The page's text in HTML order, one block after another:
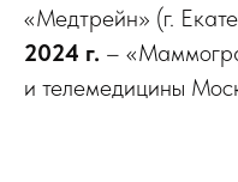
«Медтрейн» (г.
2024 г. – «М
и телемедицины